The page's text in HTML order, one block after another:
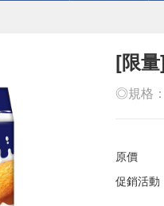
[限
◎規格
原價
促銷活動